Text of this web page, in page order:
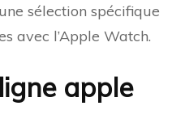
sélection spécifique
avec l’Apple Watch.
apple